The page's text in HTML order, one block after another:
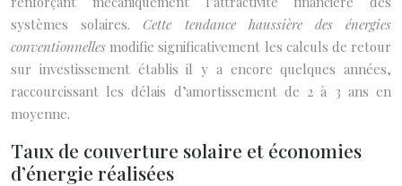
systèmes solaires.Cette tendance haussière des énergies
conventionnellesmodifie significativement les calculs de retour
sur investissement établis il y a encore quelques années,
raccourcissant les délais d’amortissement de 2 à 3 ans en
moyenne.
Taux de couverture solaire et économies
d’énergie réalisées